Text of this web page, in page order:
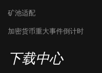
矿池适配
加密货币重大事件倒计时
下载中心